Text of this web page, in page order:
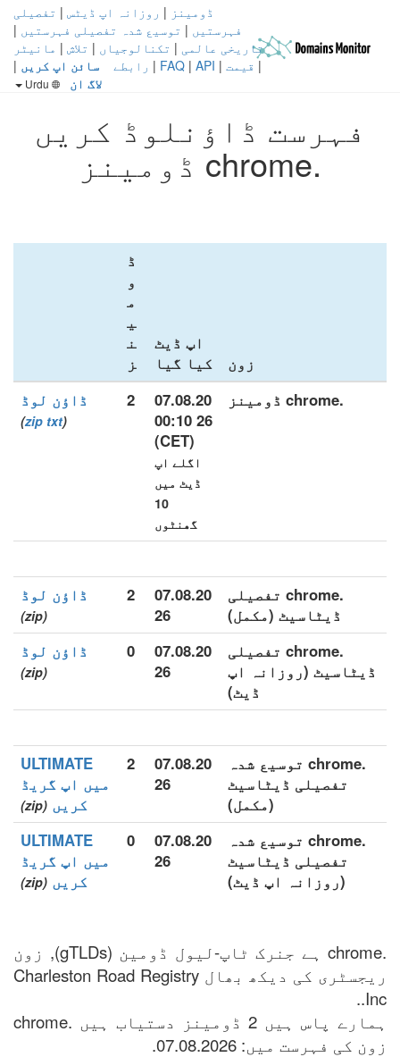
ڈومینز | روزانہ اپ ڈیٹس | تفصیلی
فہرستیں | توسیع شدہ تفصیلی فہرستیں |
تاریخی عالمی | تکنالوجیاں | تلاش | مانیٹر
| قیمت |
FAQ | API
| رابطے سائن اپ کریں |
لاگ ان
فہرست ڈاؤنلوڈ کریں
.chrome ڈومینز
زون
اپ ڈیٹ
کیا گیا
ڈ
و
م
ی
ن
ز
.chrome ڈومینز
07.08.20
26 00:10
(CET)
اگلے اپ
ڈیٹ میں
10
گھنٹوں
2 ڈاؤن لوڈ
(
zip txt
)
.chrome تفصیلی
ڈیٹاسیٹ (مکمل)
07.08.20
26
2 ڈاؤن لوڈ
(zip)
.chrome تفصیلی
ڈیٹاسیٹ (روزانہ اپ
ڈیٹ)
07.08.20
26
0 ڈاؤن لوڈ
(zip)
.chrome توسیع شدہ
تفصیلی ڈیٹاسیٹ
(مکمل)
07.08.20
26
2
ULTIMATE
میں اپ گریڈ
کریں (zip)
.chrome توسیع شدہ
تفصیلی ڈیٹاسیٹ
(روزانہ اپ ڈیٹ)
07.08.20
26
0
ULTIMATE
میں اپ گریڈ
کریں (zip)
.chrome ہے جنرک ٹاپ-لیول ڈومین (gTLDs), زون
ریجسٹری کی دیکھ بھال Charleston Road Registry
Inc..
ہمارے پاس ہیں 2 ڈومینز دستیاب ہیں .chrome
زون کی فہرست میں: 07.08.2026.